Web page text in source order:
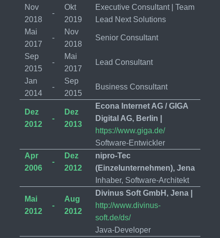
Nov
2018
-
Okt
2019
Executive Consultant | Team
Lead Next Solutions
Mai
2017
-
Nov
2018
Senior Consultant
Sep
2015
-
Mai
2017
Lead Consultant
Jan
2014
-
Sep
2015
Business Consultant
Dez
2012
-
Dez
2013
Econa Internet AG / GIGA
Digital AG, Berlin |
https://www.giga.de/
Software-Entwickler
Apr
2006
-
Dez
2012
nipro-Tec
(Einzelunternehmen), Jena
Inhaber, Software-Architekt
Mai
2012
-
Aug
2012
Divinus Soft GmbH, Jena |
http://www.divinus-
soft.de/ds/
Java-Developer